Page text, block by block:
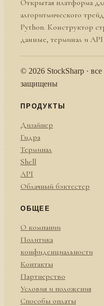
Открытая платформа
алгоритмического
Python. Конструктор
данные, терминал и API
© 2026 StockSharp · все
защищены
ПРОДУКТЫ
Дизайнер
Гидра
Терминал
Shell
API
Облачный бэктестер
ОБЩЕЕ
О компании
Политика
конфиденциальности
Контакты
Партнерство
Условия и положения
Способы оплаты